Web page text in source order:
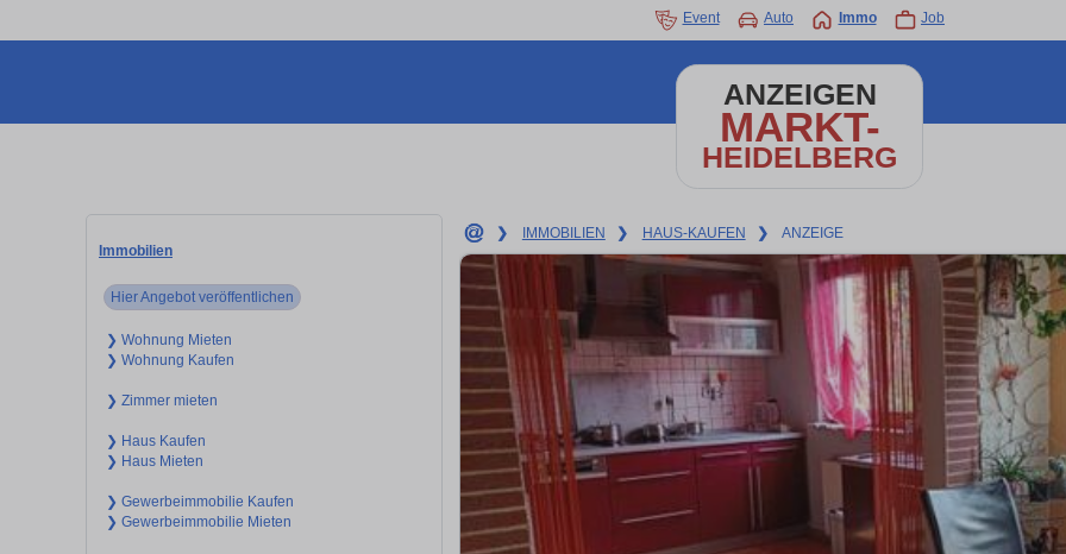
Event Auto Immo Job
ANZEIGEN
MARKT-
HEIDELBERG
Immobilien
Hier Angebot veröffentlichen
❯ Wohnung Mieten
❯ Wohnung Kaufen
❯ Zimmer mieten
❯ Haus Kaufen
❯ Haus Mieten
❯ Gewerbeimmobilie Kaufen
❯ Gewerbeimmobilie Mieten
❯ IMMOBILIEN ❯ HAUS-KAUFEN ❯ ANZEIGE